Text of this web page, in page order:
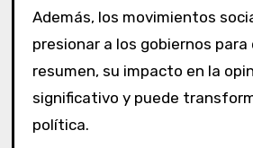
Además, los movimientos
presionar a los gobiernos para
resumen, su impacto en la
significativo y puede
política.